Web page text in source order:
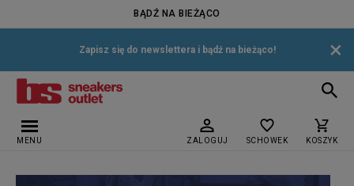
BĄDŹ NA BIEŻĄCO
Zapisz się do newslettera i bądź na bieżąco! ×
MENU ZALOGUJ SCHOWEK KOSZYK